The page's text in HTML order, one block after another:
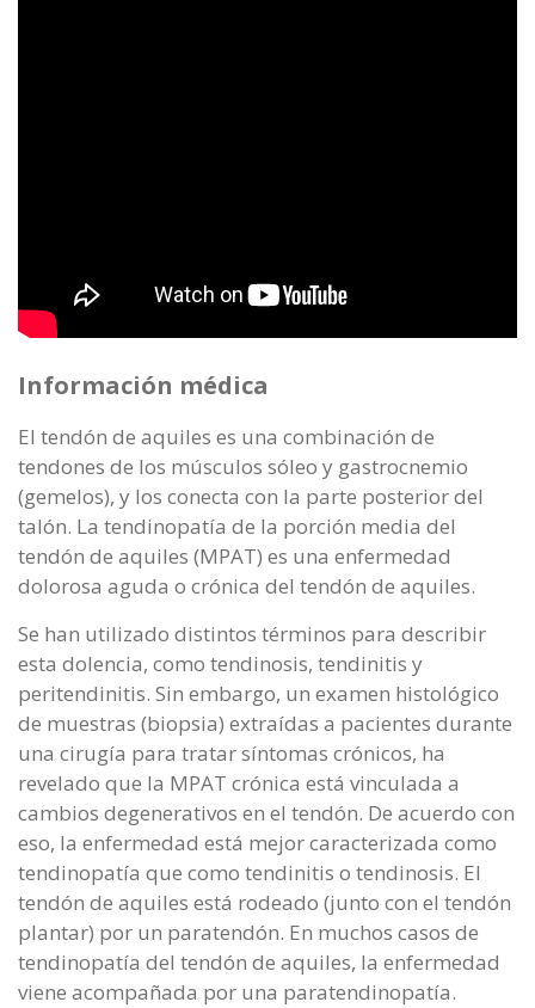
Información médica
El tendón de aquiles es una combinación de
tendones de los músculos sóleo y gastrocnemio
(gemelos), y los conecta con la parte posterior del
talón. La tendinopatía de la porción media del
tendón de aquiles (MPAT) es una enfermedad
dolorosa aguda o crónica del tendón de aquiles.
Se han utilizado distintos términos para describir
esta dolencia, como tendinosis, tendinitis y
peritendinitis. Sin embargo, un examen histológico
de muestras (biopsia) extraídas a pacientes durante
una cirugía para tratar síntomas crónicos, ha
revelado que la MPAT crónica está vinculada a
cambios degenerativos en el tendón. De acuerdo con
eso, la enfermedad está mejor caracterizada como
tendinopatía que como tendinitis o tendinosis. El
tendón de aquiles está rodeado (junto con el tendón
plantar) por un paratendón. En muchos casos de
tendinopatía del tendón de aquiles, la enfermedad
viene acompañada por una paratendinopatía.